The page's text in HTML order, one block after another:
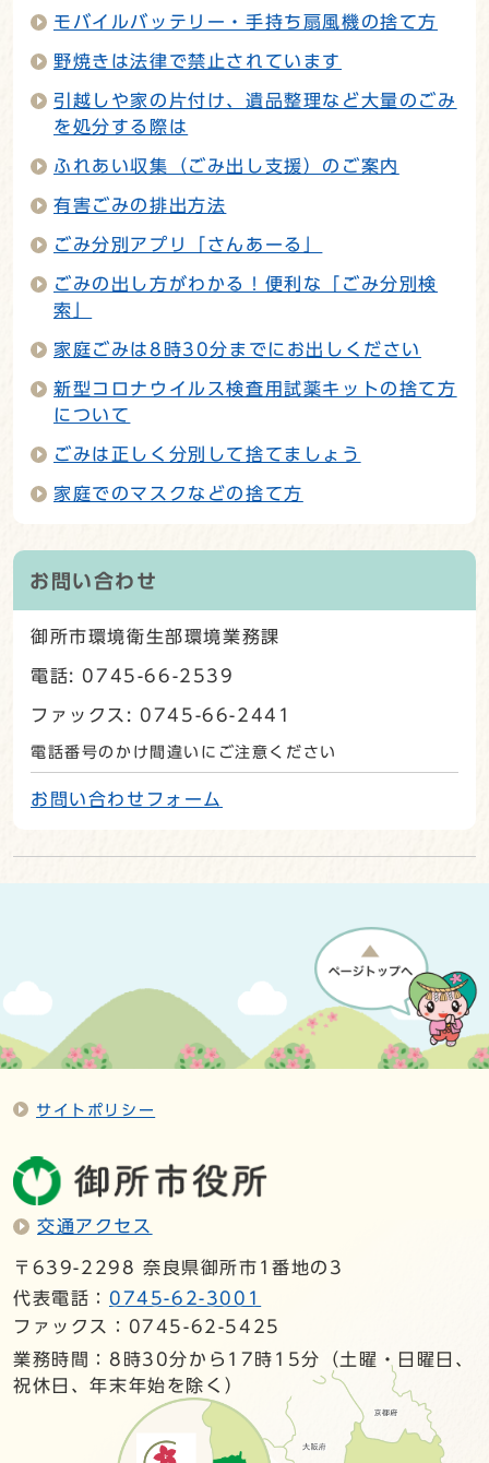
モバイルバッテリー・手持ち扇風機の捨て方
野焼きは法律で禁止されています
引越しや家の片付け、遺品整理など大量のごみ
を処分する際は
ふれあい収集（ごみ出し支援）のご案内
有害ごみの排出方法
ごみ分別アプリ「さんあーる」
ごみの出し方がわかる！便利な「ごみ分別検
索」
家庭ごみは8時30分までにお出しください
新型コロナウイルス検査用試薬キットの捨て方
について
ごみは正しく分別して捨てましょう
家庭でのマスクなどの捨て方
お問い合わせ
御所市環境衛生部環境業務課
電話: 0745-66-2539
ファックス: 0745-66-2441
電話番号のかけ間違いにご注意ください
お問い合わせフォーム
サイトポリシー
交通アクセス
〒639-2298 奈良県御所市1番地の3
代表電話： 0745-62-3001
ファックス：0745-62-5425
業務時間：8時30分から17時15分（土曜・日曜日、
祝休日、年末年始を除く）